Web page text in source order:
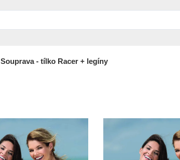
Souprava - tílko Racer + legíny